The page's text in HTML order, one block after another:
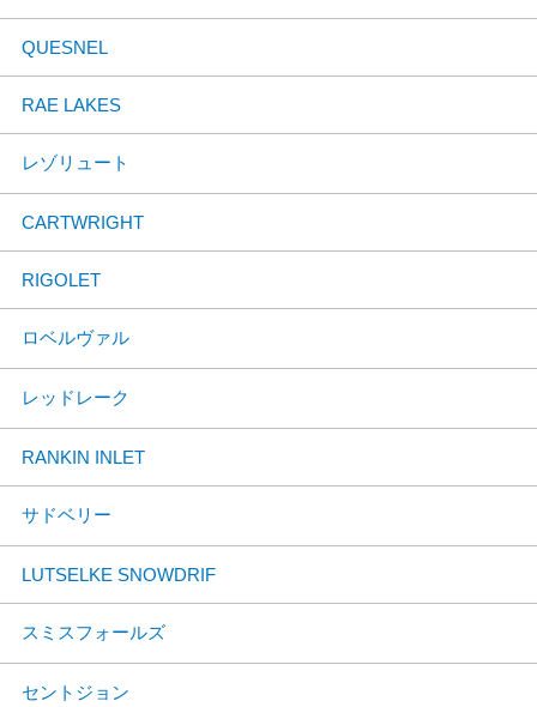
QUESNEL
RAE LAKES
レゾリュート
CARTWRIGHT
RIGOLET
ロベルヴァル
レッドレーク
RANKIN INLET
サドベリー
LUTSELKE SNOWDRIF
スミスフォールズ
セントジョン